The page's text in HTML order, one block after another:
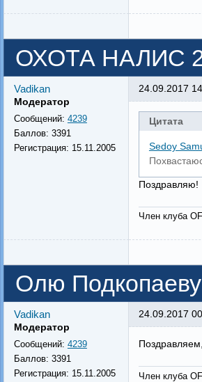
ОХОТА НАЛИС
Vadikan
Модератор
Сообщений: 4239
Баллов: 3391
Регистрация: 15.11.2005
24.09.2017
Цитата
Sedoy
Поздравляю!
Член клуба
Олю
Vadikan
Модератор
Сообщений: 4239
Баллов: 3391
Регистрация: 15.11.2005
24.09.2017
Член клуба